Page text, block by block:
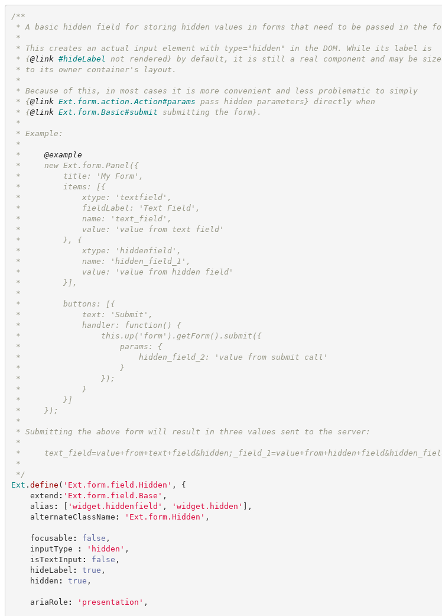
/**
* A basic hidden field for storing hidden values in forms that need to be passed in the
*
* This creates an actual input element with type="hidden" in the DOM. While its label is
* {@link #hideLabel not rendered} by default, it is still a real component and may be
* to its owner container's layout.
*
* Because of this, in most cases it is more convenient and less problematic to simply
* {@link Ext.form.action.Action#params pass hidden parameters} directly when
* {@link Ext.form.Basic#submit submitting the form} .
*
* Example:
*
* @example
*     new Ext.form.Panel({
*         title: 'My Form',
*         items: [{
*             xtype: 'textfield',
*             fieldLabel: 'Text Field',
*             name: 'text_field',
*             value: 'value from text field'
*         }, {
*             xtype: 'hiddenfield',
*             name: 'hidden_field_1',
*             value: 'value from hidden field'
*         }],
*
*         buttons: [{
*             text: 'Submit',
*             handler: function() {
*                 this.up('form').getForm().submit({
*                     params: {
*                         hidden_field_2: 'value from submit call'
*                     }
*                 });
*             }
*         }]
*     });
*
* Submitting the above form will result in three values sent to the server:
*
*
*
*/
Ext . define ( ' Ext.form.field.Hidden ' ,
{
extend : ' Ext.form.field.Base ' ,
alias : [ ' widget.hiddenfield ' , ' widget.hidden ' ] ,
alternateClassName : ' Ext.form.Hidden ' ,
focusable : false ,
inputType
: ' hidden ' ,
isTextInput : false ,
hideLabel : true ,
hidden : true ,
ariaRole : ' presentation ' ,